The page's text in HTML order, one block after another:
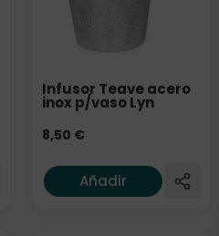
Infusor Teave acero
inox p/vaso Lyn
8,50 €
Añadir